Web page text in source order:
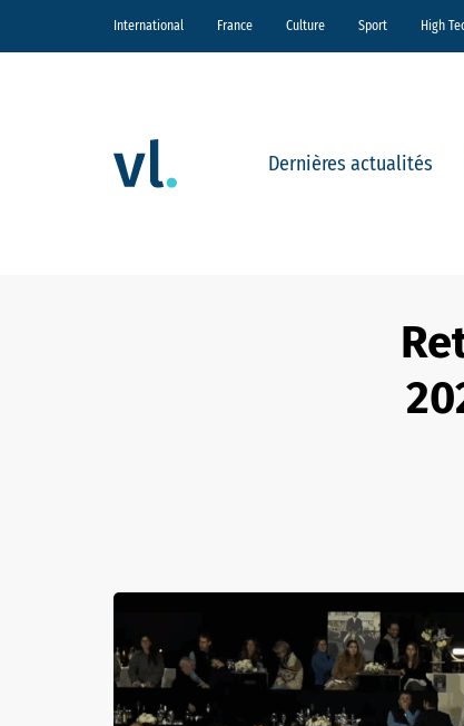
International France Culture Sport High
Dernières actualités